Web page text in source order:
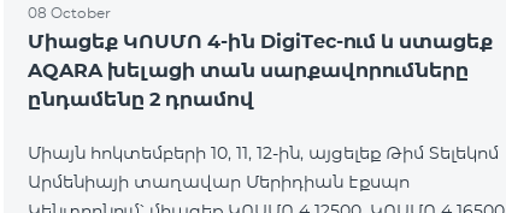
08 October
Միացեք ԿՈՍՄՈ 4-ին DigiTec-ում և ստացեք
AQARA խելացի տան սարքավորումները
ընդամենը 2 դրամով
Միայն հոկտեմբերի 10, 11, 12-ին, այցելեք Թիմ Տելեկոմ
Արմենիայի տաղավար Մերիդիան Էքսպո